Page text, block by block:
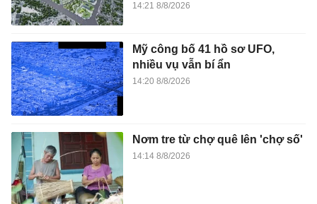
14:21 8/8/2026
Mỹ công bố 41 hồ sơ UFO,
nhiều vụ vẫn bí ẩn
14:20 8/8/2026
Nơm tre từ chợ quê lên 'chợ số'
14:14 8/8/2026